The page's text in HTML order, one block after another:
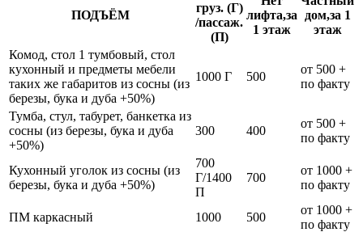
ПОДЪЁМ
груз. (Г)
/пассаж.
(П)
лифта,за
1 этаж
дом,за 1
этаж
Комод, стол 1 тумбовый, стол
кухонный и предметы мебели
таких же габаритов из сосны (из
березы, бука и дуба +50%)
1000 Г 500
от 500 +
по факту
Тумба, стул, табурет, банкетка из
сосны (из березы, бука и дуба
+50%)
300 400
от 500 +
по факту
Кухонный уголок из сосны (из
березы, бука и дуба +50%)
700
Г/1400
П
700
от 1000 +
по факту
ПМ каркасный 1000 500
от 1000 +
по факту